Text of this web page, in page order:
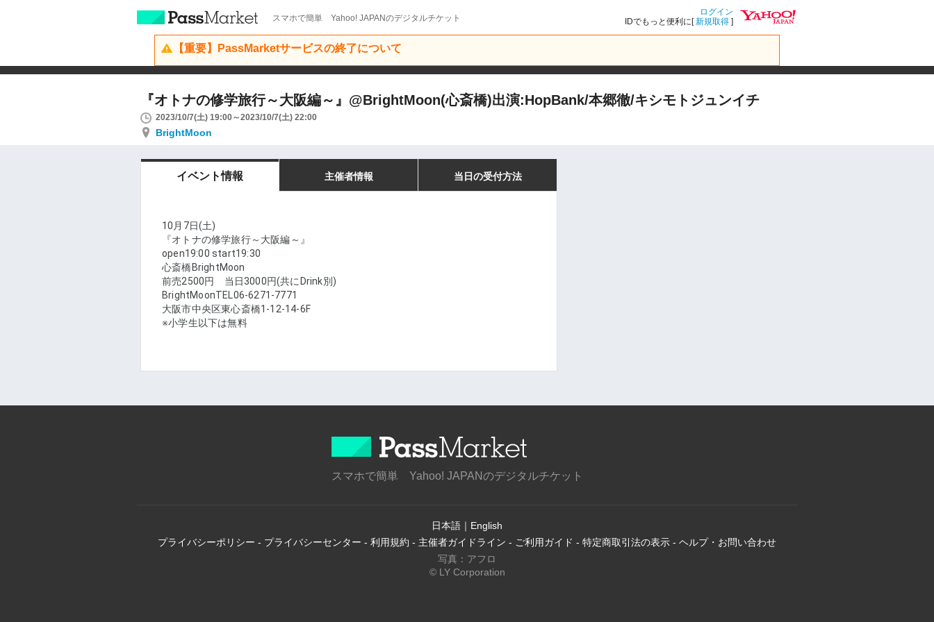
スマホで簡単 Yahoo! JAPANのデジタルチケット
ログイン
IDでもっと便利に[新規取得 ]
【重要】PassMarketサービスの終了について
『オトナの修学旅行～大阪編～』@BrightMoon(心斎橋)出演:HopBank/本郷徹/キシモトジュンイチ
2023/10/7(土) 19:00～2023/10/7(土) 22:00
BrightMoon
イベント情報 主催者情報 当日の受付方法
10月7日(土)
『オトナの修学旅行～大阪編～』
open19:00 start19:30
心斎橋BrightMoon
前売2500円 当日3000円(共にDrink別)
BrightMoonTEL06-6271-7771
大阪市中央区東心斎橋1-12-14-6F
※小学生以下は無料
スマホで簡単 Yahoo! JAPANのデジタルチケット
日本語 ｜ English
プライバシーポリシー - プライバシーセンター - 利用規約 - 主催者ガイドライン - ご利用ガイド - 特定商取引法の表示 - ヘルプ・お問い合わせ
写真：アフロ
© LY Corporation